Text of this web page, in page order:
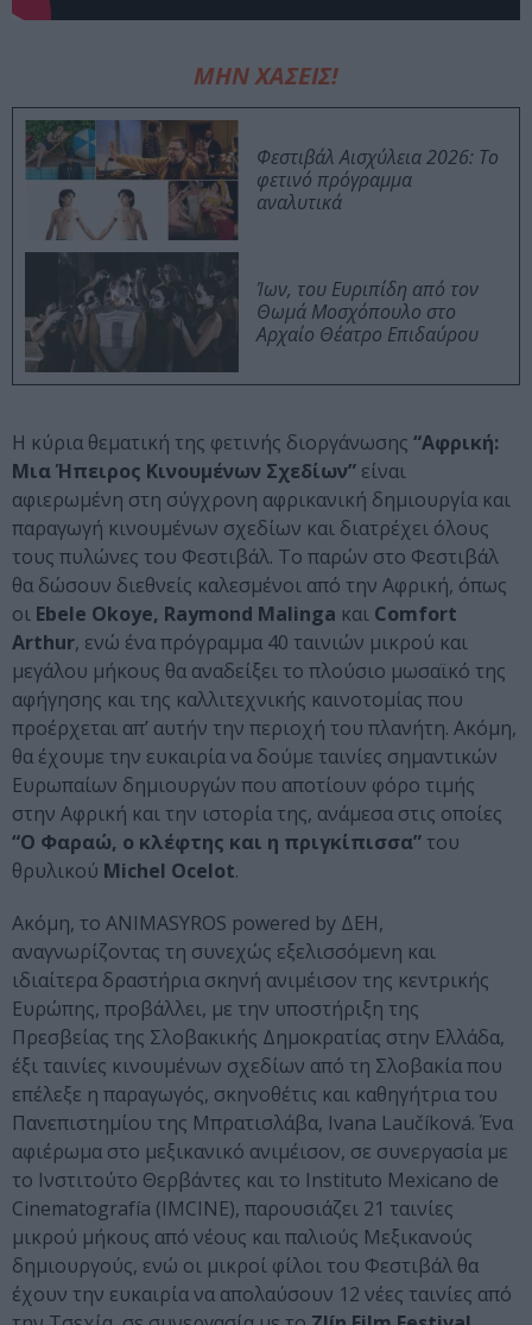
ΜΗΝ ΧΑΣΕΙΣ!
Φεστιβάλ Αισχύλεια 2026: Το
φετινό πρόγραμμα
αναλυτικά
Ίων, του Ευριπίδη από τον
Θωμά Μοσχόπουλο στο
Αρχαίο Θέατρο Επιδαύρου
Η κύρια θεματική της φετινής διοργάνωσης “Αφρική:
Μια Ήπειρος Κινουμένων Σχεδίων” είναι
αφιερωμένη στη σύγχρονη αφρικανική δημιουργία και
παραγωγή κινουμένων σχεδίων και διατρέχει όλους
τους πυλώνες του Φεστιβάλ. Το παρών στο Φεστιβάλ
θα δώσουν διεθνείς καλεσμένοι από την Αφρική, όπως
οι Ebele Okoye, Raymond Malinga και Comfort
Arthur, ενώ ένα πρόγραμμα 40 ταινιών μικρού και
μεγάλου μήκους θα αναδείξει το πλούσιο μωσαϊκό της
αφήγησης και της καλλιτεχνικής καινοτομίας που
προέρχεται απ’ αυτήν την περιοχή του πλανήτη. Ακόμη,
θα έχουμε την ευκαιρία να δούμε ταινίες σημαντικών
Ευρωπαίων δημιουργών που αποτίουν φόρο τιμής
στην Αφρική και την ιστορία της, ανάμεσα στις οποίες
“Ο Φαραώ, ο κλέφτης και η πριγκίπισσα” του
θρυλικού Michel Ocelot.
Ακόμη, το ANIMASYROS powered by ΔΕΗ,
αναγνωρίζοντας τη συνεχώς εξελισσόμενη και
ιδιαίτερα δραστήρια σκηνή ανιμέισον της κεντρικής
Ευρώπης, προβάλλει, με την υποστήριξη της
Πρεσβείας της Σλοβακικής Δημοκρατίας στην Ελλάδα,
έξι ταινίες κινουμένων σχεδίων από τη Σλοβακία που
επέλεξε η παραγωγός, σκηνοθέτις και καθηγήτρια του
Πανεπιστημίου της Μπρατισλάβα, Ivana Laučíková. Ένα
αφιέρωμα στο μεξικανικό ανιμέισον, σε συνεργασία με
το Ινστιτούτο Θερβάντες και το Instituto Mexicano de
Cinematografía (IMCINE), παρουσιάζει 21 ταινίες
μικρού μήκους από νέους και παλιούς Μεξικανούς
δημιουργούς, ενώ οι μικροί φίλοι του Φεστιβάλ θα
έχουν την ευκαιρία να απολαύσουν 12 νέες ταινίες από